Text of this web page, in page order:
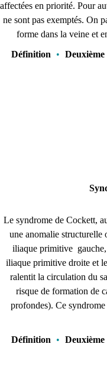
affectées en priorité. Pour
ne sont pas exemptés. On
forme dans la veine et
Définition
• Deuxième
Le syndrome de Cockett,
une anomalie structurelle
iliaque primitive gauche,
iliaque primitive droite et
ralentit la circulation du
risque de formation de
profondes). Ce
Définition
• Deuxième